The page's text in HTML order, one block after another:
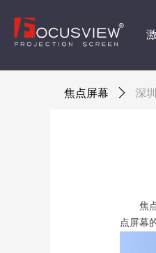
焦点
点屏幕
焦点屏幕 ꄲ 深